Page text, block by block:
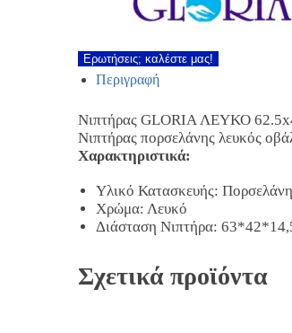
Ερωτήσεις; καλέστε μας!
Περιγραφή
Νιπτήρας GLORIA ΛΕΥΚΟ
Νιπτήρας πορσελάνης λευκός
Χαρακτηριστικά:
Υλικό Κατασκευής: Πορσελάνη
Χρώμα: Λευκό
Διάσταση Νιπτήρα:
Σχετικά προϊόντα